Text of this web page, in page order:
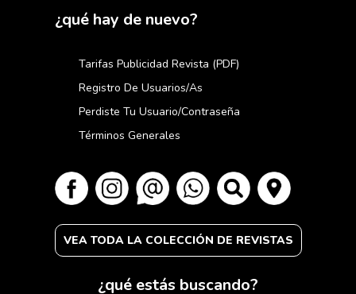
¿qué hay de nuevo?
Tarifas Publicidad Revista (PDF)
Registro De Usuarios/as
Perdiste Tu Usuario/contraseña
Términos Generales
VEA TODA LA COLECCIÓN DE REVISTAS
¿qué estás buscando?